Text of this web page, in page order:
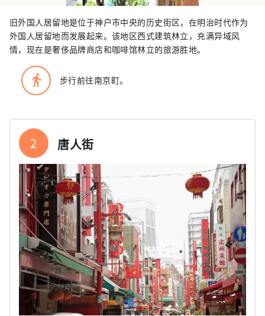
旧外国人居留地是位于神户市中央的历史街区，在明治时代作为
外国人居留地而发展起来。该地区西式建筑林立，充满异域风
情，现在是奢侈品牌商店和咖啡馆林立的旅游胜地。
directions_walk 步行前往南京町。
2 唐人街